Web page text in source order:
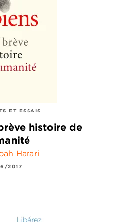
ET ESSAIS
histoire de
Harari
2017